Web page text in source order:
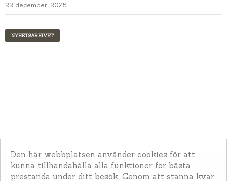
22 december, 2025
NYHETSARKIVET
Den här webbplatsen använder cookies för att
kunna tillhandahålla alla funktioner för bästa
prestanda under ditt besök. Genom att stanna kvar